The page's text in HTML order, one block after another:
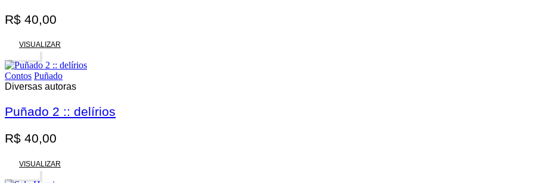
R$ 40,00
VISUALIZAR
Contos Puñado
Diversas autoras
Puñado 2 :: delírios
R$ 40,00
VISUALIZAR